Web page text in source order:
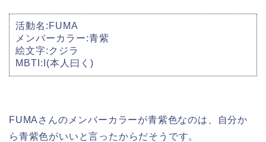
活動名:FUMA
メンバーカラー:青紫
絵文字:クジラ
MBTI:I(本人曰く)
FUMAさんのメンバーカラーが青紫色なのは、自分か
ら青紫色がいいと言ったからだそうです。